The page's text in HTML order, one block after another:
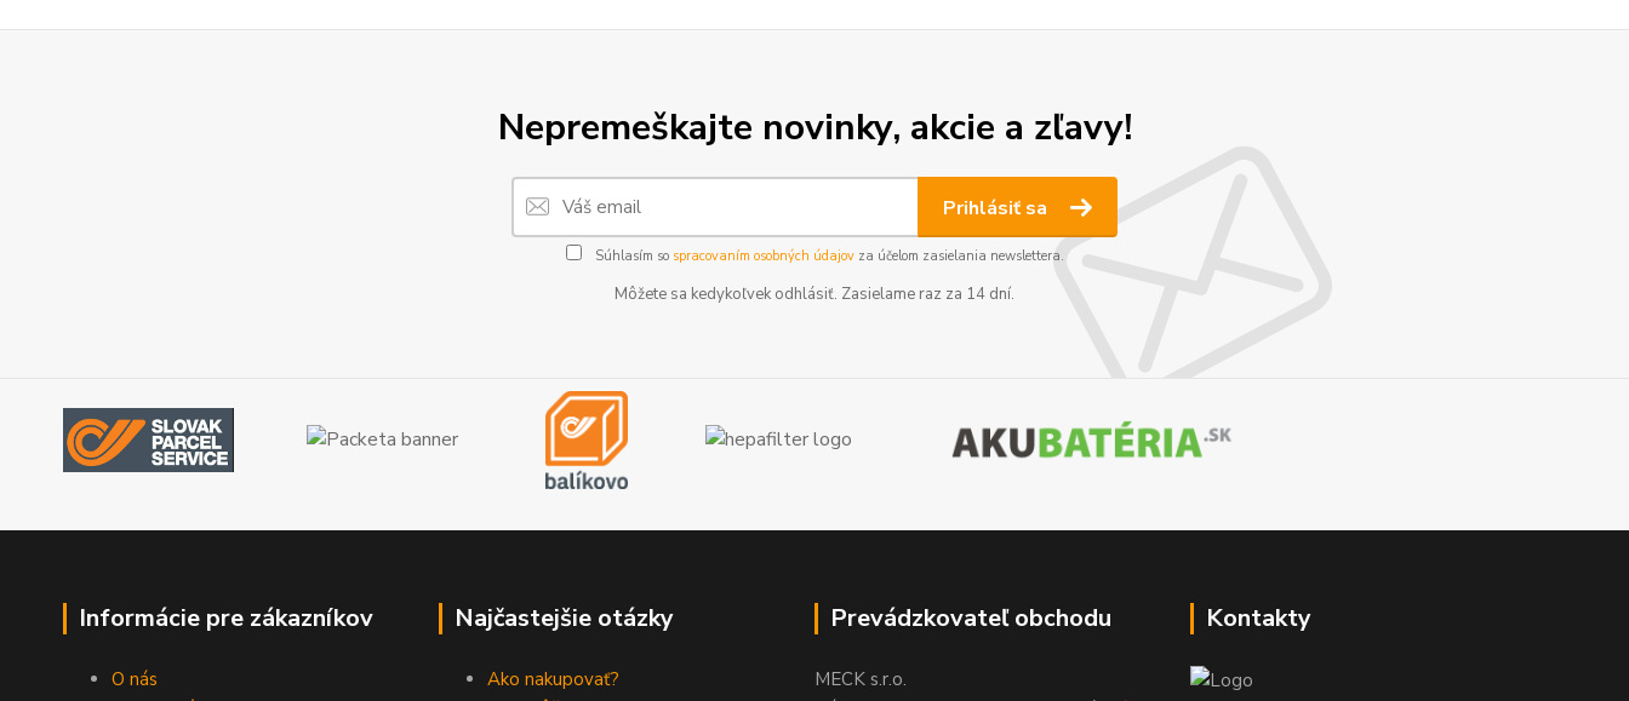
Nepremeškajte novinky, akcie a zľavy!
Prihlásiť sa
Súhlasím so spracovaním osobných údajovza účelom zasielania newslettera.
Môžete sa kedykoľvek odhlásiť. Zasielame raz za 14 dní.
Informácie pre zákazníkov
O nás
Najčastejšie otázky
Ako nakupovať?
Prevádzkovateľ obchodu
MECK s.r.o.
Kontakty